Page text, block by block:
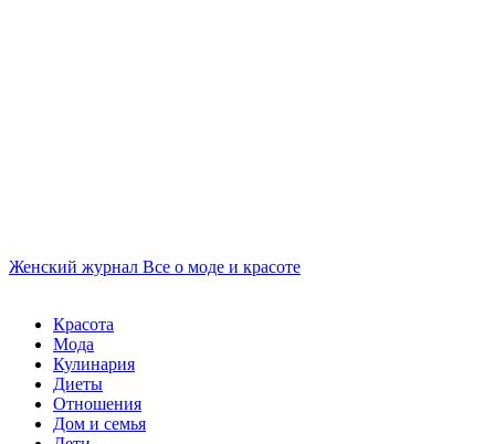
Женский журнал Все о моде и красоте
Красота
Мода
Кулинария
Диеты
Отношения
Дом и семья